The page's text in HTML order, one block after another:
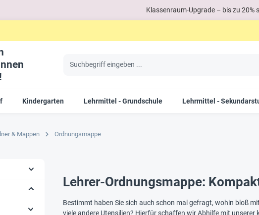
Klassenraum-Upgrade – bis zu 20%
Kindergarten Lehrmittel - Grundschule Lehrmittel -
& Mappen Ordnungsmappe
Lehrer-Ordnungsmappe:
Bestimmt haben Sie sich auch schon mal gefragt, wohin bloß
viele andere Utensilien? Hierfür schaffen wir Abhilfe mit